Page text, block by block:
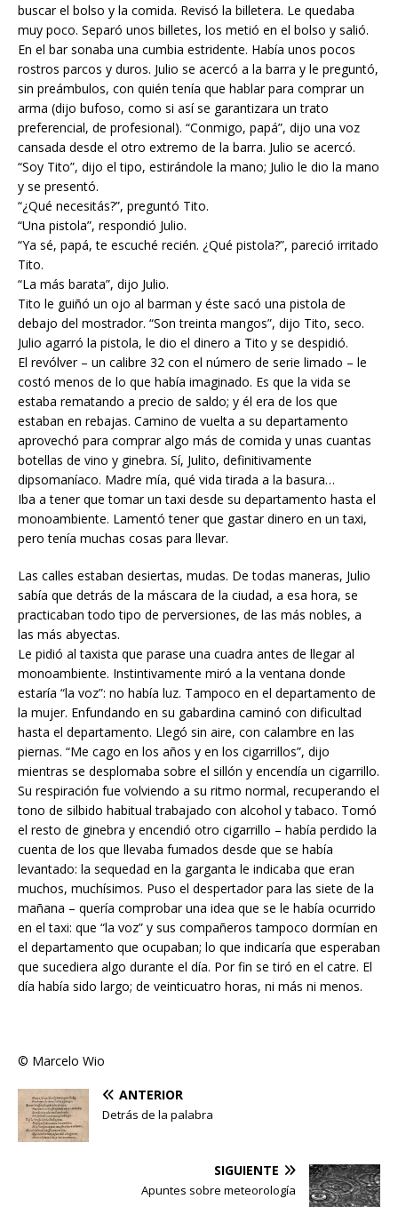
buscar el bolso y la comida. Revisó la billetera. Le quedaba
muy poco. Separó unos billetes, los metió en el bolso y salió.
En el bar sonaba una cumbia estridente. Había unos pocos
rostros parcos y duros. Julio se acercó a la barra y le preguntó,
sin preámbulos, con quién tenía que hablar para comprar un
arma (dijo bufoso, como si así se garantizara un trato
preferencial, de profesional). “Conmigo, papá”, dijo una voz
cansada desde el otro extremo de la barra. Julio se acercó.
“Soy Tito”, dijo el tipo, estirándole la mano; Julio le dio la mano
y se presentó.
“¿Qué necesitás?”, preguntó Tito.
“Una pistola”, respondió Julio.
“Ya sé, papá, te escuché recién. ¿Qué pistola?”, pareció irritado
Tito.
“La más barata”, dijo Julio.
Tito le guiñó un ojo al barman y éste sacó una pistola de
debajo del mostrador. “Son treinta mangos”, dijo Tito, seco.
Julio agarró la pistola, le dio el dinero a Tito y se despidió.
El revólver – un calibre 32 con el número de serie limado – le
costó menos de lo que había imaginado. Es que la vida se
estaba rematando a precio de saldo; y él era de los que
estaban en rebajas. Camino de vuelta a su departamento
aprovechó para comprar algo más de comida y unas cuantas
botellas de vino y ginebra. Sí, Julito, definitivamente
dipsomaníaco. Madre mía, qué vida tirada a la basura…
Iba a tener que tomar un taxi desde su departamento hasta el
monoambiente. Lamentó tener que gastar dinero en un taxi,
pero tenía muchas cosas para llevar.
Las calles estaban desiertas, mudas. De todas maneras, Julio
sabía que detrás de la máscara de la ciudad, a esa hora, se
practicaban todo tipo de perversiones, de las más nobles, a
las más abyectas.
Le pidió al taxista que parase una cuadra antes de llegar al
monoambiente. Instintivamente miró a la ventana donde
estaría “la voz”: no había luz. Tampoco en el departamento de
la mujer. Enfundando en su gabardina caminó con dificultad
hasta el departamento. Llegó sin aire, con calambre en las
piernas. “Me cago en los años y en los cigarrillos”, dijo
mientras se desplomaba sobre el sillón y encendía un cigarrillo.
Su respiración fue volviendo a su ritmo normal, recuperando el
tono de silbido habitual trabajado con alcohol y tabaco. Tomó
el resto de ginebra y encendió otro cigarrillo – había perdido la
cuenta de los que llevaba fumados desde que se había
levantado: la sequedad en la garganta le indicaba que eran
muchos, muchísimos. Puso el despertador para las siete de la
mañana – quería comprobar una idea que se le había ocurrido
en el taxi: que “la voz” y sus compañeros tampoco dormían en
el departamento que ocupaban; lo que indicaría que esperaban
que sucediera algo durante el día. Por fin se tiró en el catre. El
día había sido largo; de veinticuatro horas, ni más ni menos.
© Marcelo Wio
ANTERIOR
Detrás de la palabra
SIGUIENTE
Apuntes sobre meteorología